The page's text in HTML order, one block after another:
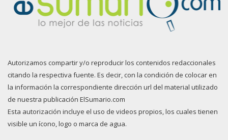
Autorizamos compartir y/o reproducir los contenidos redaccionales
citando la respectiva fuente. Es decir, con la condición de colocar en
la información la correspondiente dirección url del material utilizado
de nuestra publicación ElSumario.com
Esta autorización incluye el uso de videos propios, los cuales tienen
visible un ícono, logo o marca de agua.